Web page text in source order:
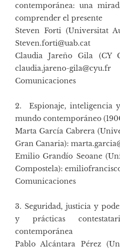
contemporánea: una
comprender el presente
Steven Forti (Universitat
Steven.forti@uab.cat
Claudia Jareño Gila (CY
claudia.jareno-gila@cyu.fr
Comunicaciones
2. Espionaje, inteligencia
mundo contemporáneo
Marta García Cabrera
Gran Canaria):
Emilio Grandío Seoane
Compostela):
Comunicaciones
3. Seguridad, justicia y
y prácticas
contemporánea
Pablo Alcántara Pérez